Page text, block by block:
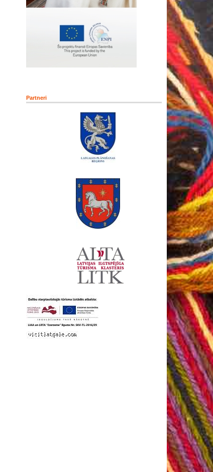
Partneri